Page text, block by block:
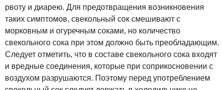
рвоту и диарею. Для предотвращения возникновения
таких симптомов, свекольный сок смешивают с
морковным и огуречным соками, но количество
свекольного сока при этом должно быть преобладающим.
Следует отметить, что в составе свекольного сока входят
и вредные соединения, которые при соприкосновении с
воздухом разрушаются. Поэтому перед употреблением